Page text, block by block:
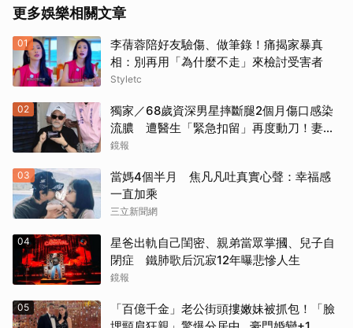
更多娛樂相關文章
01
李蒨蓉陪好友驗傷、做筆錄！痛揭家暴真
相：別再用「為什麼不走」來檢討受害者
Styletc
02
獨家／68歲資深男星摔斷腿2個月傷口感染
流膿 遭醫生「緊急扣留」再度動刀！妻心
力交瘁曝現況
鏡報
03
當媽4個半月 焦凡凡吐真實心聲：幸福感
一直加乘
三立新聞網
04
星爸出軌自己閨密、親弟當眾掌摑、兒子自
閉症 鐵肺歌后沉寂12年曝悲慘人生
鏡報
05
「百億千金」老公街頭摟嫩妹被抓包！「臉